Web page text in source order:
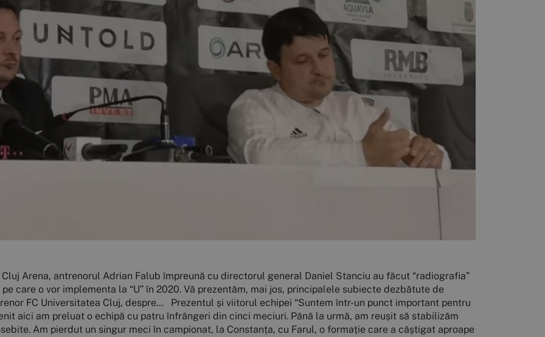
antrenori, dar deocamdată ei sunt sub contract. Probabil că dacă nu se va concretiza nimic, voi antrena până la vară” Staff-ul tehnic “Lucian Turcu va rămâne preparator fizic. Vom încerca să completăm staff-ul cu cineva capabil să lucreze din punct de vedere tehnic, dar consider că Luci merită o șansă. E un tânăr foarte preocupat, care poate să crească odată cu echipa” Cantonamentul iernii “Sper să putem organiza un cantonament, rămâne de văzut în ce locație. Mi-aș dori să mergem undeva în străinătate, minimum 10-12 zile. Reunirea lotului va fi pe 13 ianuarie” Mesaj pentru suporteri “Să îmi acorde o șansă, pentru că am crescut aici, am niște rezultate la “U” și știu ce înseamnă acest club! Eu, Daniel Stanciu și toți cei din jurul echipei încercăm să o ducem pe Universitatea în Liga 1!” Daniel Stanciu, director general FC Universitatea Cluj, despre... 2019 “Încheiem un an mai puțin plăcut pentru familia Universității Cluj. Clubul a ratat promovarea în urma barajului cu Hermannstadt și a avut un început de sezon mai puțin reușit. E clar că a fost un 2019 cu mari dezamăgiri pentru cei mai înfocați suporteri ai Universițății și pentru cei care au crezut în promovare. Dorința este mult mai mare decât puterea clubului. E foarte greu să faci o strategie la jumătatea drumului pentru a obține rezultate imediate. În schimb, sunt convins că tot ceea ce dorim să punem în aplicare va fi în concordanță cu ceea ce își doresc suporterii. Universitatea Cluj este un club stabil din punct de vedere financiar și vom munci pentru a-l organiza mai bine” Situația lui Kay și transferurile iernii “Am reziliat contractele a patru jucători (Tiago Gomes, André Ceitil, Rafa Miranda, Arnaud Guedj, n.n). Pe Kay l-am pus pe lista de transferuri și sper ca până la finalul lunii ianuarie să găsim o soluție în ceea ce îl privește. Este un jucător care a semnat pe trei ani, așa că nu putem rezilia unilateral contractul. Sunt jucători cu care nu am avut probleme din punct de vedere al caracterului și al profesionalismului, ne-am înțeles perfect, însă am ajuns la concluzia că e mai bine să ne despărțim. Cred că, împreună cu impresarul lui Kay, vom ajunge la o soluție de compromis. Restul jucătorilor cu care am apucat să discutăm despre diminuarea salariilor au înțeles situația, iar acest lucru ne-a bucurat. Banii și-i vor recupera prin evoluțiile lor și a avansării echipei în clasament. Sunt conștienți și ei că împreună putem să reglăm situația. Avem o listă de jucători cu care am demarat negocierile. Vor veni fotbaliști care să ne ajute pe o perioadă mai lungă de timp, dar și fotbalişti care să completeze lotul. Vorbim despre jucători de bază, care să creeze scheletul important al Universității în viitorul sezon și jumătate. Avem mai multe nume în vedere, unii dintre ei evoluează în Liga 1, așa că vom ști ceva concret abia după ce se va întrerupe campionatul și acolo. Discutăm, așadar, atât cu jucători români, cât și cu străini. Ne interesează mai mult să aducem jucători români care cunosc Liga a II-a, pentru că ea are o particularitate aparte. Nu vrem să mai repetăm greșelile din ultimul an, cel puțin în ceea ce privește salariile. Am stabilit un cuantum, anumite bonusuri și, în funcție de evaluare, toată lumea va fi cam pe același palier” Strategie și buget “Din punct de vedere administrativ am avut o ședință a Consiliului Director în care am aprobat strategia până în vară, dar și bugetul, cu mențiunea că aici depindem și de Consiliul Local. În funcție de acest buget vom creiona planul pentru viitorul sezon. Suntem “U” Cluj, iar din ianuarie vom schimba mentalitatea din toate punctele de vedere. Bugetul nu este unul foarte mare, însă e foarte bun pentru Liga a II-a, în condițiile în care avem un Centru de Copii și Juniori, o academie, foarte multe cheltuieli. Prin plecarea acelor jucători străini am reușit să facem o anumită economie. Nu avem ce să le reproșăm străinilor în ceea ce privește caracterul sau modul în care s-au pregătit, dar am luat aceste decizii mai mult din punct de vedere psihologic. S-au comportat exemplar la negocieri, au înțeles situația, nu au cerut bani în plus. Au reziliat cu banii la zi, iar negocierile au durat puțin. N-au plecat zâmbind, deoarece s-au atașat de Universitatea Cluj. Am reziliat amiabil și cu Alexandru Buza, specialistul în nutriție și medicină sportivă. A avut un discurs emoționant în vestiar în momentul în care și-a luat la revedere. Le mulțumim tuturor pentru întreaga muncă depusă la “U”!” Dorin Goga și George Florescu “A fost acel incident în autocar cu Florescu, înaintea meciului cu Rapid, am avut o discuție cu el, iar clubul l-a amendat. George și-a cerut scuze, iar lucrurile s-au rezolvat între timp. Amândoi vor continua la Universitatea Cluj” 2020 “Avem așteptări mari în 2020, atât noi cât și suporterii. Vom încerca să muncim diferit și să realizăm mai mult. Le mulțumim tuturor celor care au fost alături de noi în momente bune și mai puțin bune, suporterilor, care sper să înțeleagă situația și să rămână alături de noi, la fel ca până acum, sponsorilor și, nu în ultimul rând, presei. Sperăm să avem un an nou mai bun!” |full_html|Într-o conferință de presă desfășurată luni, la Cluj Arena, antrenorul Adrian Falub împreună cu directorul general Daniel Stanciu au făcut “radiografia” turului de campionat și au dezvăluit strategia pe care o vor implementa la “U” în 2020. Vă prezentăm, mai jos, principalele subiecte dezbătute de aceștia în fața jurnaliștilor. Adrian Falub, antrenor FC Universitatea Cluj, despre… Prezentul și viitorul echipei “Suntem într-un punct important pentru ceea ce urmează la clubul nostru. Când am venit aici am preluat o echipă cu patru înfrângeri din cinci meciuri. Până la urmă, am reușit să stabilizăm lucrurile, chiar dacă nu am avut rezultate deosebite. Am pierdut un singur meci în campionat, la Constanța, cu Farul, o formație care a câștigat aproape tot acasă. Trebuie să uităm trecutul, e clar că nu a funcționat ceva bine, strategia inițială nu a dat roade și nu aș vrea să insist foarte mult asupra acestui subiect. E foarte important să gestionăm inteligent returul campionatului. Ne-am despărțit de unii dintre jucători, vrem să ne mai despărțim de alții. Jucătorii vor fi plătiți și în funcție de randamentul sportiv pe care îl vor da. Toată lumea trebuie să înțeleagă faptul că la “U” Cluj nu e o vacanță plătită. Ne-am fixat o strategie pe termen scurt, însă mie nu îmi place să vorbesc despre salvarea de la retrogradare. Suntem realiști, vrem să urcăm în clasament și să nu avem emoții. Sunt convins că putem să realizăm acest lucru, iar în paralel să construim un grup puternic. Deja e prea mult, lumea a avut alte așteptări, și-a pierdut răbdarea. Astăzi suntem în acest punct, trebuie să luăm lucrurile așa cum sunt și să mergem m